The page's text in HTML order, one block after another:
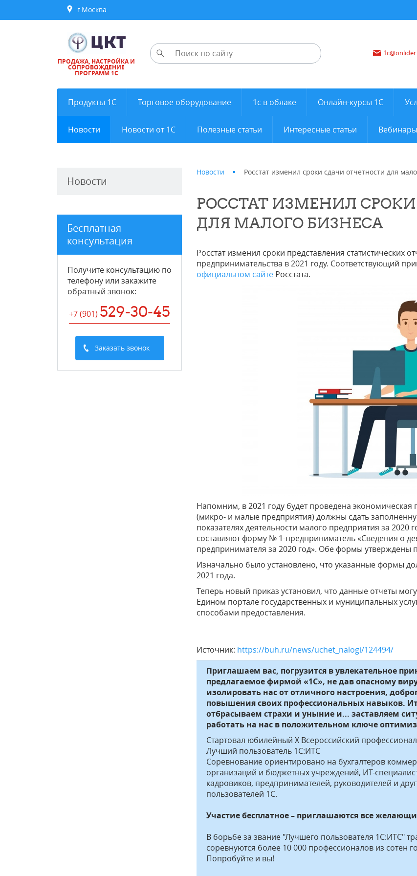
г.Москва
ПРОДАЖА, НАСТРОЙКА И
СОПРОВОЖДЕНИЕ
ПРОГРАММ 1С
Продукты 1С Торговое оборудование 1с в облаке Онлайн-курсы 1С
Новости Новости от 1С Полезные статьи Интересные статьи
Новости
Бесплатная
консультация
Получите консультацию по
телефону или закажите
обратный звонок:
+7 (901) 529-30-45
Заказать звонок
Новости Росстат изменил сроки сдачи отчетности для
РОССТАТ ИЗМЕНИЛ
ДЛЯ МАЛОГО БИЗНЕСА
Росстат изменил сроки представления статистических
предпринимательства в 2021 году. Соответствующий
официальном сайте Росстата.
Напомним, в 2021 году будет проведена
(микро- и малые предприятия) должны сдать
показателях деятельности малого предприятия за
составляют форму № 1-предприниматель «Сведения о
предпринимателя за 2020 год». Обе формы утверждены
Изначально было установлено, что указанные формы
2021 года.
Теперь новый приказ установил, что данные отчеты
Едином портале государственных и муниципальных
способами предоставления.
Источник: https://buh.ru/news/uchet_nalogi/124494/
Приглашаем вас, погрузится в увлекательное
предлагаемое фирмой «1С», не дав опасному
изолировать нас от отличного настроения,
повышения своих профессиональных навыков.
отбрасываем страхи и уныние и... заставляем
работать на нас в положительном ключе
Стартовал юбилейный X Всероссийский
Лучший пользователь 1С:ИТС
Соревнование ориентировано на бухгалтеров
организаций и бюджетных учреждений, ИТ-
кадровиков, предпринимателей, руководителей и
пользователей 1С.
Участие бесплатное – приглашаются все
В борьбе за звание "Лучшего пользователя 1С:ИТС"
соревнуются более 10 000 профессионалов из сотен
Попробуйте и вы!